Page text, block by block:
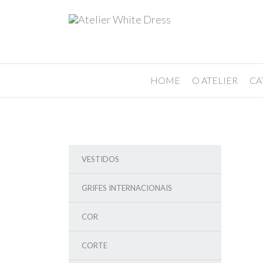
HOME O ATELIER
VESTIDOS
GRIFES INTERNACIONAIS
COR
CORTE